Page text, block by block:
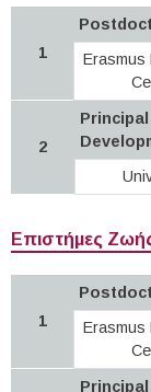
1
Erasmus
2
Επιστήμες
1
Erasmus